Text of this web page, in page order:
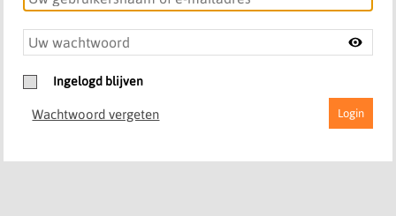
Ingelogd blijven
Wachtwoord vergeten